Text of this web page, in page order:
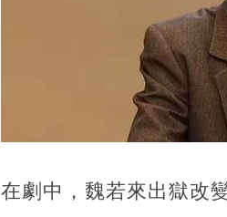
在劇中，魏若來出獄改